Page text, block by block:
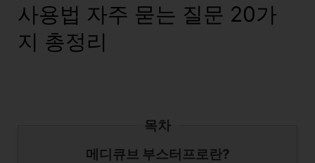
사용법 자주 묻는 질문 20가
지 총정리
목차
메디큐브 부스터프로란?